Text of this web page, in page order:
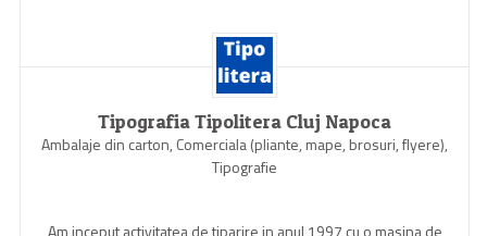
Tipografia Tipolitera Cluj Napoca
Ambalaje din carton, Comerciala (pliante, mape, brosuri, flyere),
Tipografie
Am inceput activitatea de tiparire in anul 1997 cu o masina de